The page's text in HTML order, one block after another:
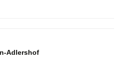
Adlershof